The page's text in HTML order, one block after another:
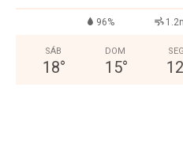
96%
SÁB
18°
DOM
15°
SEG
12